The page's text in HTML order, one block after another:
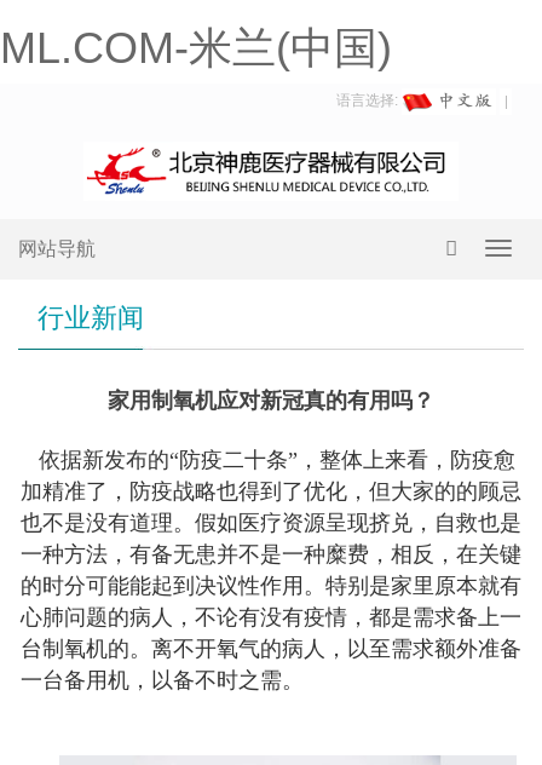
ML.COM-米兰(中国)
语言选择:
网站导航
行业新闻
家用制氧机应对新冠真的有用吗？
依据新发布的“防疫二十条”，整体上来看，防疫愈
加精准了，防疫战略也得到了优化，但大家的的顾忌
也不是没有道理。假如医疗资源呈现挤兑，自救也是
一种方法，有备无患并不是一种糜费，相反，在关键
的时分可能能起到决议性作用。特别是家里原本就有
心肺问题的病人，不论有没有疫情，都是需求备上一
台制氧机的。离不开氧气的病人，以至需求额外准备
一台备用机，以备不时之需。